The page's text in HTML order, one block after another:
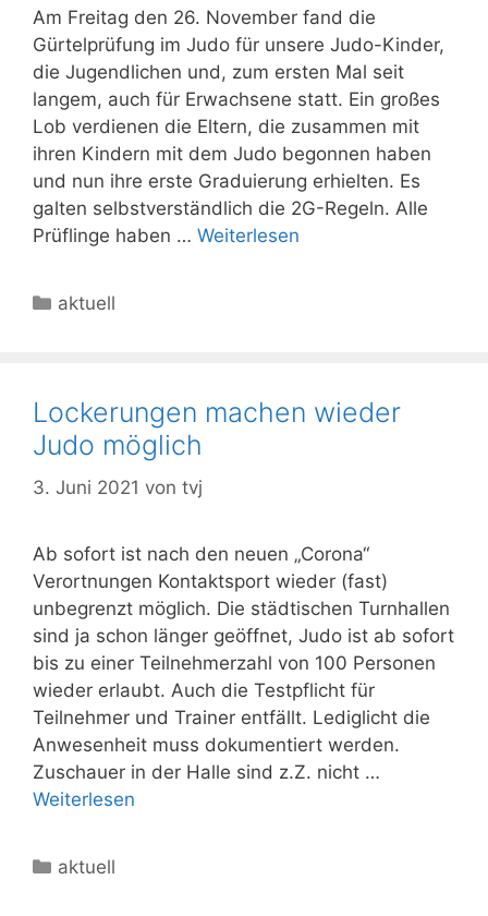
Am Freitag den 26. November fand die
Gürtelprüfung im Judo für unsere Judo-Kinder,
die Jugendlichen und, zum ersten Mal seit
langem, auch für Erwachsene statt. Ein großes
Lob verdienen die Eltern, die zusammen mit
ihren Kindern mit dem Judo begonnen haben
und nun ihre erste Graduierung erhielten. Es
galten selbstverständlich die 2G-Regeln. Alle
Prüflinge haben … Weiterlesen
Kategorien
aktuell
Lockerungen machen wieder
Judo möglich
3. Juni 2021 von tvj
Ab sofort ist nach den neuen „Corona“
Verortnungen Kontaktsport wieder (fast)
unbegrenzt möglich. Die städtischen Turnhallen
sind ja schon länger geöffnet, Judo ist ab sofort
bis zu einer Teilnehmerzahl von 100 Personen
wieder erlaubt. Auch die Testpflicht für
Teilnehmer und Trainer entfällt. Lediglicht die
Anwesenheit muss dokumentiert werden.
Zuschauer in der Halle sind z.Z. nicht …
Weiterlesen
Kategorien
aktuell